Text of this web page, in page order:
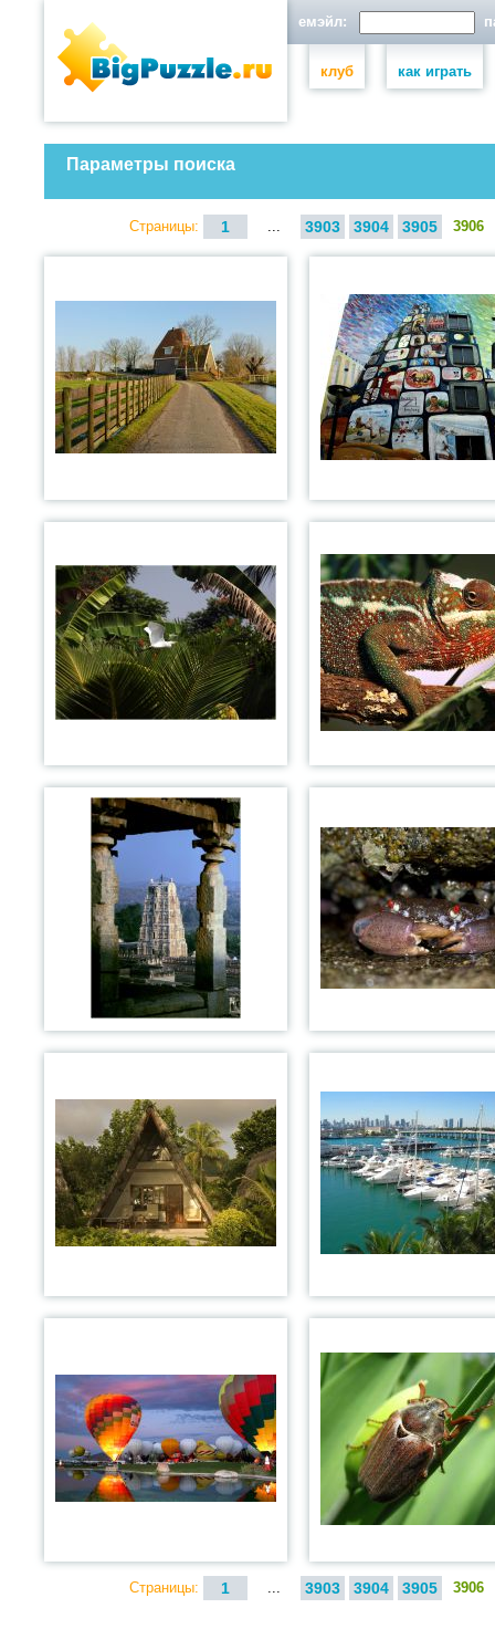
емэйл:
клуб как играть
Параметры поиска
Страницы: 1 ... 3903 3904 3905 3906
Страницы: 1 ... 3903 3904 3905 3906